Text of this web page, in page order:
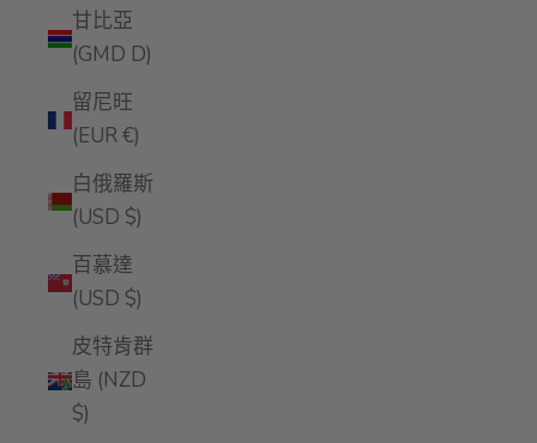
甘比亞
(GMD D)
留尼旺
(EUR €)
白俄羅斯
(USD $)
百慕達
(USD $)
皮特肯群
島 (NZD
$)